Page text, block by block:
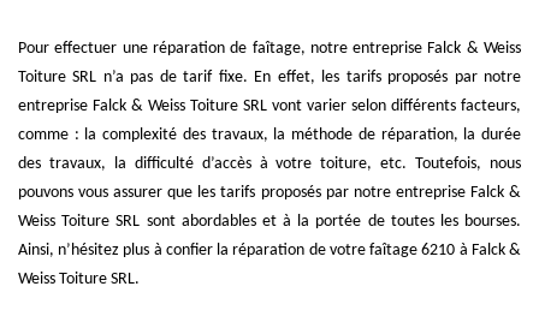
Pour effectuer une réparation de faîtage, notre entreprise Falck & Weiss
Toiture SRL n’a pas de tarif fixe. En effet, les tarifs proposés par notre
entreprise Falck & Weiss Toiture SRL vont varier selon différents facteurs,
comme : la complexité des travaux, la méthode de réparation, la durée
des travaux, la difficulté d’accès à votre toiture, etc. Toutefois, nous
pouvons vous assurer que les tarifs proposés par notre entreprise Falck &
Weiss Toiture SRL sont abordables et à la portée de toutes les bourses.
Ainsi, n’hésitez plus à confier la réparation de votre faîtage 6210 à Falck &
Weiss Toiture SRL.